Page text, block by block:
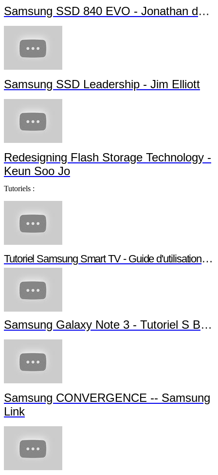
Samsung SSD 840 EVO - Jonathan da Silva
Samsung SSD Leadership - Jim Elliott
Redesigning Flash Storage Technology -
Keun Soo Jo
Tutoriels :
Tutoriel Samsung Smart TV - Guide d'utilisation Smart TV
Samsung Galaxy Note 3 - Tutoriel S Beam
Samsung CONVERGENCE -- Samsung
Link